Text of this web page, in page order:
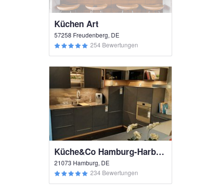
Küchen Art
57258 Freudenberg, DE
254 Bewertungen
Küche&Co Hamburg-Harburg
21073 Hamburg, DE
234 Bewertungen